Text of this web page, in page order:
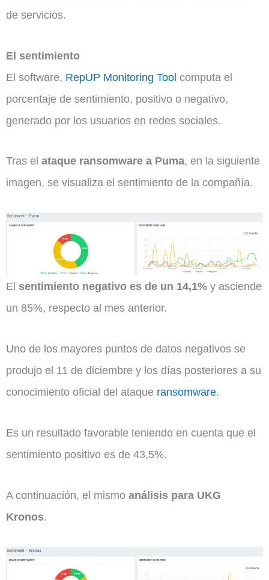
de servicios.
El sentimiento
El software, RepUP Monitoring Tool computa el
porcentaje de sentimiento, positivo o negativo,
generado por los usuarios en redes sociales.
Tras el ataque ransomware a Puma, en la siguiente
imagen, se visualiza el sentimiento de la compañía.
El sentimiento negativo es de un 14,1% y asciende
un 85%, respecto al mes anterior.
Uno de los mayores puntos de datos negativos se
produjo el 11 de diciembre y los días posteriores a su
conocimiento oficial del ataque ransomware.
Es un resultado favorable teniendo en cuenta que el
sentimiento positivo es de 43,5%.
A continuación, el mismo análisis para UKG
Kronos.